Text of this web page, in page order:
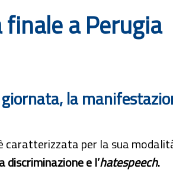
a Perugia
la
caratterizzata per la sua
discriminazione e l’hatespeech.